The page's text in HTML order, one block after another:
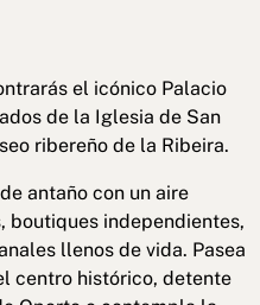
el icónico Palacio
de la Iglesia de San
ribereño de la Ribeira.
antaño con un aire
boutiques independientes,
llenos de vida. Pasea
centro histórico, detente